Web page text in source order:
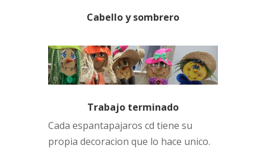
Cabello y sombrero
Trabajo terminado
Cada espantapajaros cd tiene su
propia decoracion que lo hace unico.